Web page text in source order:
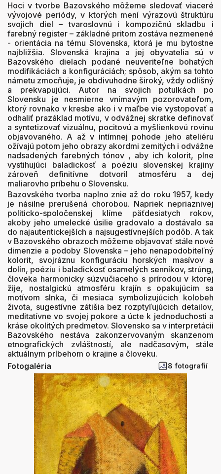
Hoci v tvorbe Bazovského môžeme sledovať viaceré
vývojové periódy, v ktorých mení výrazovú štruktúru
svojich diel – tvaroslovnú i kompozičnú skladbu i
farebný register – základné pritom zostáva nezmenené
- orientácia na tému Slovenska, ktorá je mu bytostne
najbližšia. Slovenská krajina a jej obyvatelia sú v
Bazovského dielach podané neuveriteľne bohatých
modifikáciách a konfiguráciách; spôsob, akým sa tohto
námetu zmocňuje, je obdivuhodne široký, vždy odlišný
a prekvapujúci. Autor na svojich potulkách po
Slovensku je nesmierne vnímavým pozorovateľom,
ktorý rovnako v kresbe ako i v maľbe vie vystopovať a
odhaliť prazáklad motívu, v odvážnej skratke definovať
a syntetizovať vizuálnu, pocitovú a myšlienkovú rovinu
objavovaného. A až v intímnej pohode jeho ateliéru
ožívajú potom jeho obrazy akordmi zemitých i odvážne
nadsadených farebných tónov , aby ich kolorit, plne
vystihujúci baladickosť a poéziu slovenskej krajiny
zároveň definitívne dotvoril atmosféru a dej
maliarovho príbehu o Slovensku.
Bazovského tvorba naplno znie až do roku 1957, kedy
je násilne prerušená chorobou. Napriek nepriaznivej
politicko-spoločenskej klíme päťdesiatych rokov,
akoby jeho umelecké úsilie gradovalo a dostávalo sa
do najautentickejších a najsugestívnejších podôb. A tak
v Bazovského obrazoch môžeme objavovať stále nové
dimenzie a podoby Slovenska – jeho nenapodobiteľný
kolorit, svojráznu konfiguráciu horských masívov a
dolín, poéziu i baladickosť osamelých senníkov, strúng,
človeka harmonicky súzvučiaceho s prírodou v ktorej
žije, nostalgickú atmosféru krajín s opakujúcim sa
motívom slnka, či mesiaca symbolizujúcich kolobeh
života, sugestívne zátišia bez rozptyľujúcich detailov,
meditatívne vo svojej pokore a úcte k jednoduchosti a
kráse okolitých predmetov. Slovensko sa v interpretácii
Bazovského nestáva zakonzervovaným skanzenom
etnografických zvláštností, ale nadčasovým, stále
aktuálnym príbehom o krajine a človeku.
Fotogaléria
8 fotografií